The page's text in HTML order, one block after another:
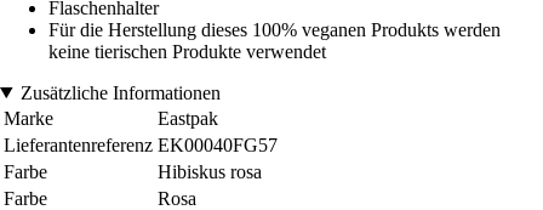
Flaschenhalter
Für die Herstellung dieses 100% veganen Produkts werden
keine tierischen Produkte verwendet
Zusätzliche Informationen
Marke
Eastpak
Lieferantenreferenz EK00040FG57
Farbe
Hibiskus rosa
Farbe
Rosa